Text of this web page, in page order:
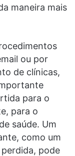
maneira mais
ou por
de clínicas,
para o
para o
saúde. Um
como um
pode